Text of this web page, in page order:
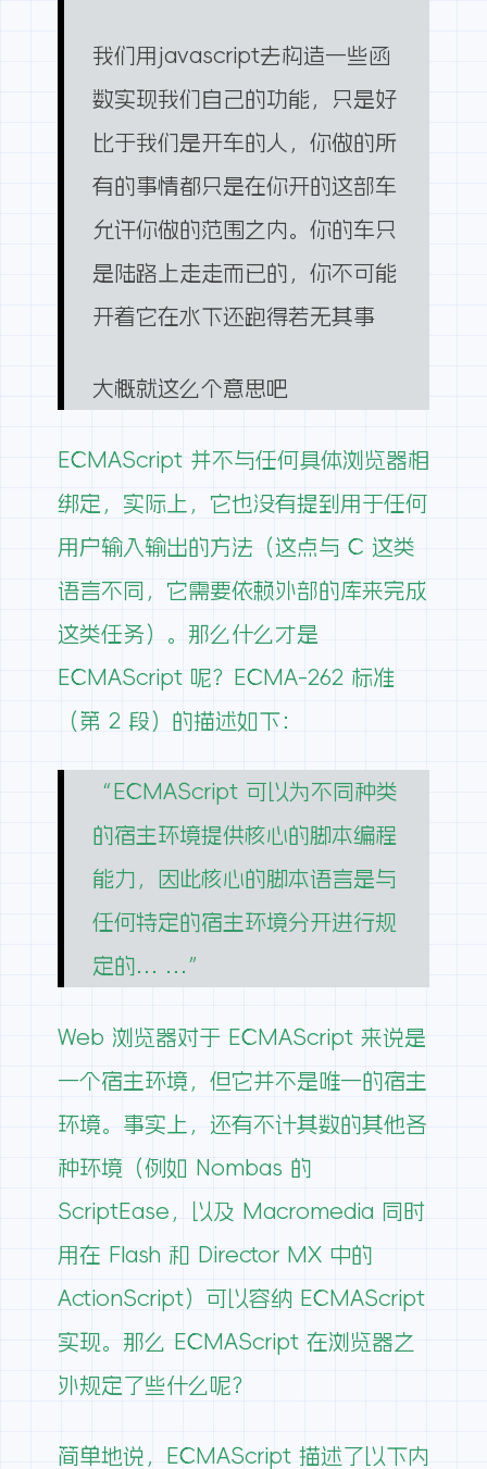
我们用javascript去构造一些函
数实现我们自己的功能，只是好
比于我们是开车的人，你做的所
有的事情都只是在你开的这部车
允许你做的范围之内。你的车只
是陆路上走走而已的，你不可能
开着它在水下还跑得若无其事
大概就这么个意思吧
ECMAScript 并不与任何具体浏览器相
绑定，实际上，它也没有提到用于任何
用户输入输出的方法（这点与 C 这类
语言不同，它需要依赖外部的库来完成
这类任务）。那么什么才是
ECMAScript 呢？ECMA-262 标准
（第 2 段）的描述如下：
“ECMAScript 可以为不同种类
的宿主环境提供核心的脚本编程
能力，因此核心的脚本语言是与
任何特定的宿主环境分开进行规
定的… …”
Web 浏览器对于 ECMAScript 来说是
一个宿主环境，但它并不是唯一的宿主
环境。事实上，还有不计其数的其他各
种环境（例如 Nombas 的
ScriptEase，以及 Macromedia 同时
用在 Flash 和 Director MX 中的
ActionScript）可以容纳 ECMAScript
实现。那么 ECMAScript 在浏览器之
外规定了些什么呢？
简单地说，ECMAScript 描述了以下内